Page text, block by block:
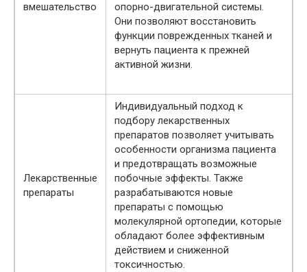
вмешательство
опорно-двигательной системы.
Они позволяют восстановить
функции поврежденных тканей и
вернуть пациента к прежней
активной жизни.
Лекарственные
препараты
Индивидуальный подход к
подбору лекарственных
препаратов позволяет учитывать
особенности организма пациента
и предотвращать возможные
побочные эффекты. Также
разрабатываются новые
препараты с помощью
молекулярной ортопедии, которые
обладают более эффективным
действием и сниженной
токсичностью.